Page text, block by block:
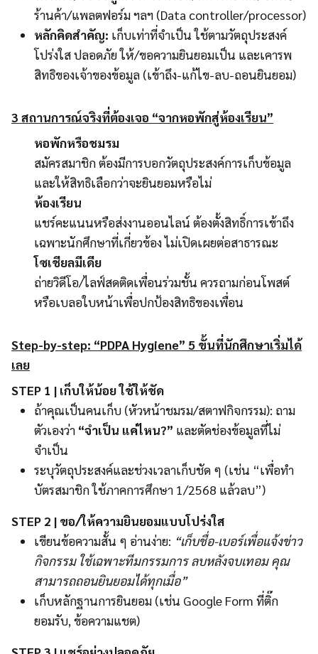
ร้านค้า/แพลตฟอร์ม ฯลฯ (Data controller/processor)
หลักคิดสำคัญ: เก็บเท่าที่จำเป็น ใช้ตามวัตถุประสงค์
โปร่งใส ปลอดภัย ให้/ขอความยินยอมเป็น และเคารพ
สิทธิของเจ้าของข้อมูล (เข้าถึง-แก้ไข-ลบ-ถอนยินยอม)
3 สถานการณ์จริงที่ต้องเจอ “จากหอพักสู่ห้องเรียน”
หอพักหรือชมรม
สมัครสมาชิก ต้องมีการบอกวัตถุประสงค์การเก็บข้อมูล
และให้สิทธิเลือกว่าจะยินยอมหรือไม่
ห้องเรียน
แชร์คะแนนหรือส่งงานออนไลน์ ต้องตั้งสิทธิ์การเข้าถึง
เฉพาะนักศึกษาที่เกี่ยวข้อง ไม่เปิดเผยต่อสาธารณะ
โซเชียลมีเดีย
ถ่ายวิดีโอ/ไลฟ์สดติดเพื่อนร่วมชั้น ควรถามก่อนโพสต์
หรือเบลอใบหน้าเพื่อปกป้องสิทธิของเพื่อน
Step-by-step: “PDPA Hygiene” 5 ขั้นที่นักศึกษาเริ่มได้
เลย
STEP 1 | เก็บให้น้อย ใช้ให้ชัด
ถ้าคุณเป็นคนเก็บ (หัวหน้าชมรม/สตาฟกิจกรรม): ถาม
ตัวเองว่า “จำเป็น แค่ไหน?” และตัดช่องข้อมูลที่ไม่
จำเป็น
ระบุวัตถุประสงค์และช่วงเวลาเก็บชัด ๆ (เช่น “เพื่อทำ
บัตรสมาชิก ใช้ภาคการศึกษา 1/2568 แล้วลบ”)
STEP 2 | ขอ/ให้ความยินยอมแบบโปร่งใส
เขียนข้อความสั้น ๆ อ่านง่าย: “เก็บชื่อ-เบอร์เพื่อแจ้งข่าว
กิจกรรม ใช้เฉพาะทีมกรรมการ ลบหลังจบเทอม คุณ
สามารถถอนยินยอมได้ทุกเมื่อ”
เก็บหลักฐานการยินยอม (เช่น Google Form ที่ติ๊ก
ยอมรับ, ข้อความแชต)